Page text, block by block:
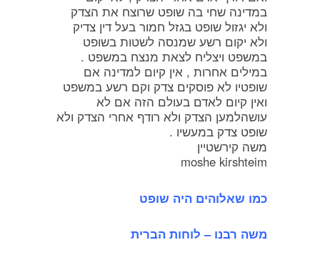
במדינה שחי בה שופט שרוצח את הצדק
ולא יגזול שופט בגזל חמור בעל דין צדיק
ולא יקום רשע שמנסה לשטות בשופט
במשפט ויצליח לצאת מנצח במשפט .
במילים אחרות , אין קיום למדינה אם
שופטיו לא פוסקים צדק וקם רשע במשפט
ואין קיום לאדם בעולם הזה אם לא
עושהלמען הצדק ולא רודף אחרי הצדק ולא
שופט צדק במעשיו .
משה קירשטיין
moshe kirshteim
כמו שאלוהים היה שופט
משה רבנו – לוחות הברית